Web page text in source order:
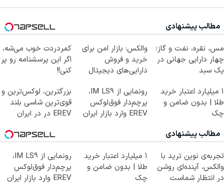
مطالب پیشنهادی
مس، نقره، نفت و گاز؛
چهار دارایی جهانی در
یک سبد
والکس: بازار امن برای
خرید و فروش
دارایی‌های دیجیتال
کمردردت خوب می‌شه،
اگر این پرسشنامه رو پر
کنی!!
۱ میلیارد اعتبار خرید
طلا | بدون ضامن و
چک
رونمایی از IM LS9،
پرچم‌دار فوق‌لوکس
EREV وارد بازار ایران
بزرگترین، لوکس‌ترین و
قوی‌ترین شاسی بلند
EREV در در ایران
مطالب پیشنهادی
تجربه‌ی نوین ترید با
والکس، آینده‌ای روشن
در انتظار شماست
۱ میلیارد اعتبار خرید
طلا | بدون ضامن و
چک
رونمایی از IM LS9،
پرچم‌دار فوق‌لوکس
EREV وارد بازار ایران